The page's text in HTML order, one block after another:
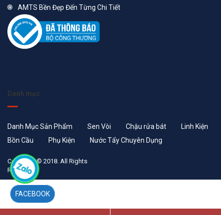
AMTS Bền Đẹp Đến Từng Chi Tiết
Danh mục
Danh Mục Sản Phẩm Sen Vòi Chậu rửa bát
Linh Kiện
Bồn Cầu
Phụ Kiện Nước Tẩy Chuyên Dụng
Copyright © 2018. All Rights
Reserved
FACEBOOK